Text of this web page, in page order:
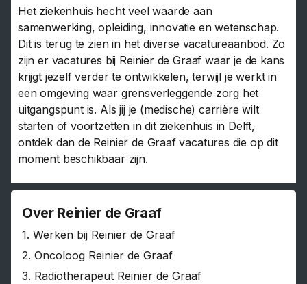
Over Reinier de Graaf
1. Werken bij Reinier de Graaf
2. Oncoloog Reinier de Graaf
3. Radiotherapeut Reinier de Graaf
Het ziekenhuis hecht veel waarde aan
samenwerking, opleiding, innovatie en wetenschap.
Dit is terug te zien in het diverse vacatureaanbod. Zo
zijn er vacatures bij Reinier de Graaf waar je de kans
krijgt jezelf verder te ontwikkelen, terwijl je werkt in
een omgeving waar grensverleggende zorg het
uitgangspunt is. Als jij je (medische) carrière wilt
starten of voortzetten in dit ziekenhuis in Delft,
ontdek dan de Reinier de Graaf vacatures die op dit
moment beschikbaar zijn.